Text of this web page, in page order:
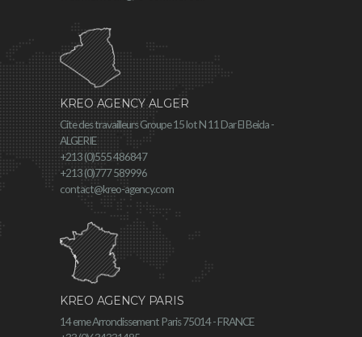
KREO AGENCY ALGER
Cite des travailleurs Groupe 15 lot N 11 Dar El Beida -
ALGERIE
+213 (0)555 486847
+213 (0)777 589996
contact@kreo-agency.com
KREO AGENCY PARIS
14 eme Arrondissement Paris 75014 - FRANCE